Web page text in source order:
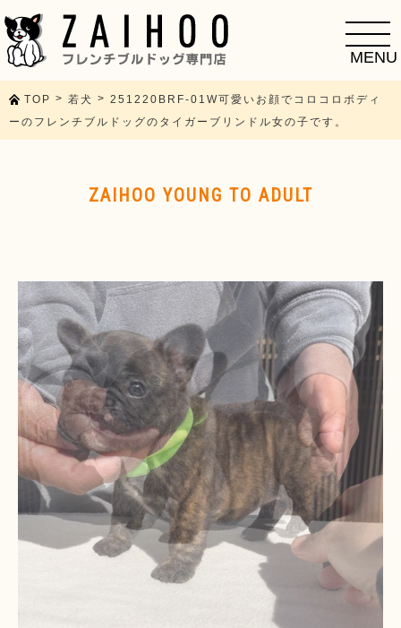
toggle
MENU
TOP > 若犬 > 251220BRF-01W可愛いお顔でコロコロボディ
ーのフレンチブルドッグのタイガーブリンドル女の子です。
ZAIHOO YOUNG TO ADULT